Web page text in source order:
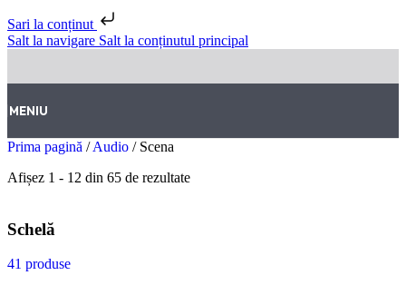
Sari la conținut
Salt la navigare Salt la conținutul principal
MENIU
Prima pagină / Audio / Scena
Afișez 1 - 12 din 65 de rezultate
Schelă
41 produse